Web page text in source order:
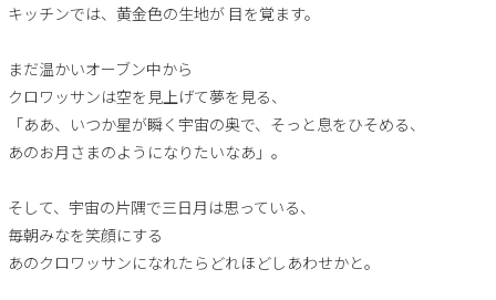
キッチンでは、黄金色の生地が 目を覚ます。
まだ温かいオーブン中から
クロワッサンは空を見上げて夢を見る、
「ああ、いつか星が瞬く宇宙の奥で、そっと息をひそめる、
あのお月さまのようになりたいなあ」。
そして、宇宙の片隅で三日月は思っている、
毎朝みなを笑顔にする
あのクロワッサンになれたらどれほどしあわせかと。